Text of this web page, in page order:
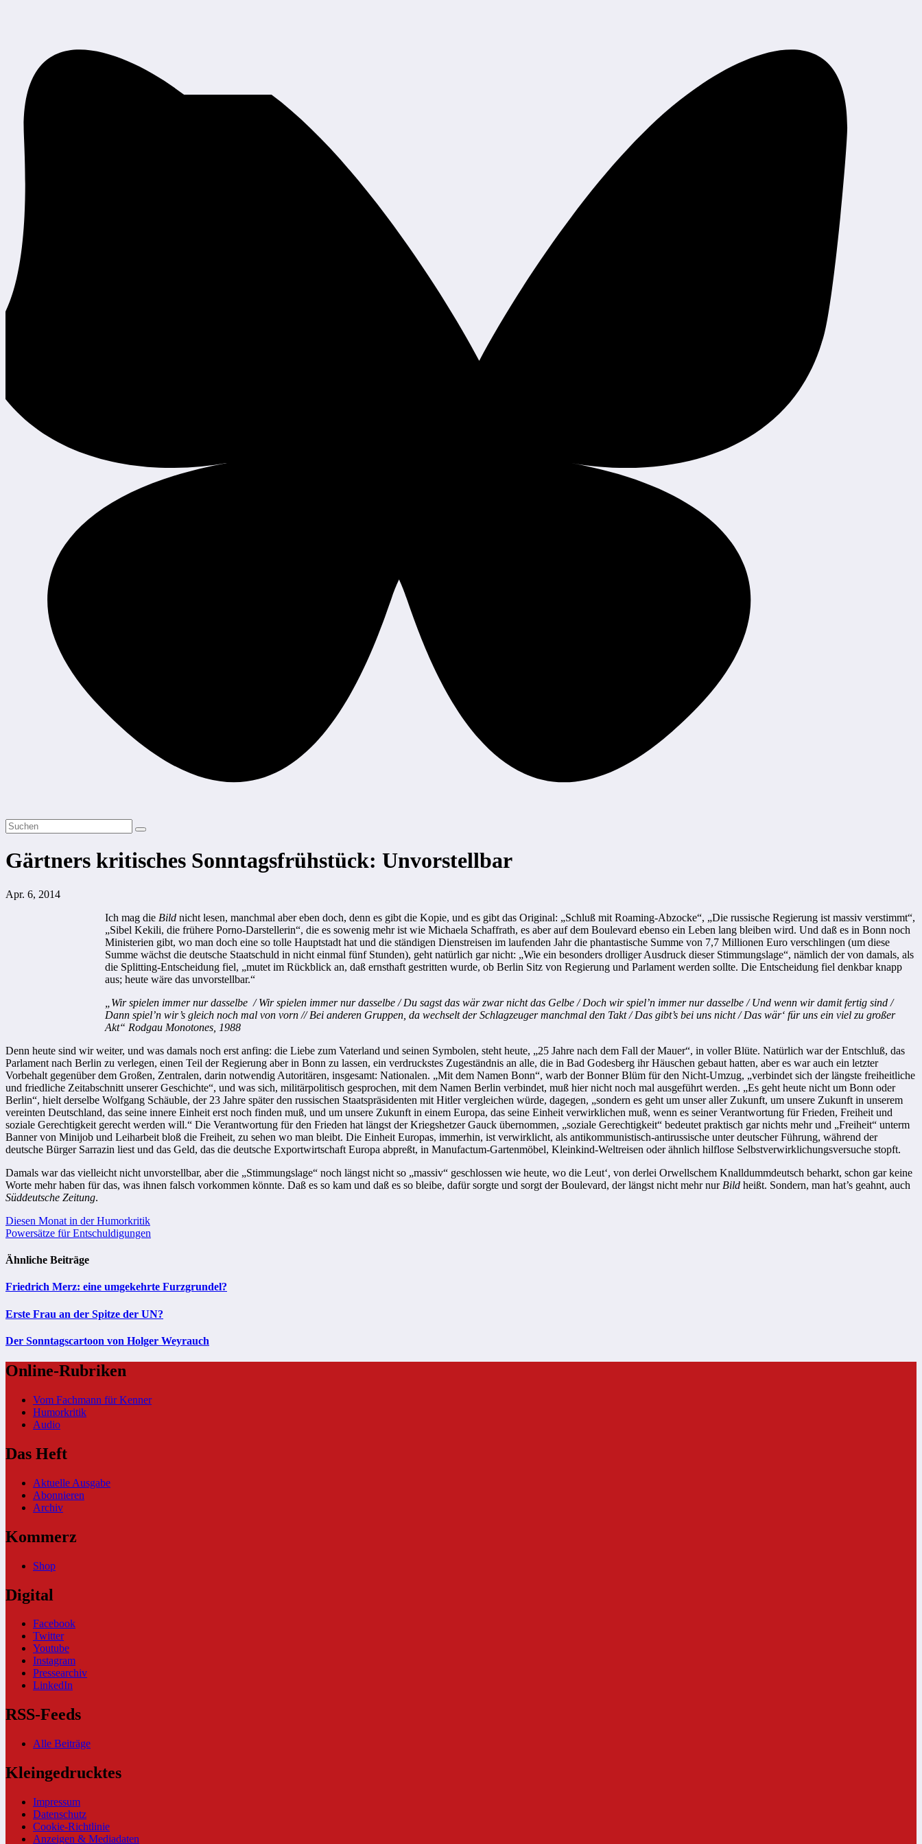
Gärtners kritisches Sonntagsfrühstück: Unvorstellbar
Apr. 6, 2014
Ich mag die Bild nicht lesen, manchmal aber eben doch, denn es gibt die Kopie, und es gibt das Original: „Schluß mit Roaming-Abzocke“, „Die russische Regierung ist massiv verstimmt“,
„Sibel Kekili, die frühere Porno-Darstellerin“, die es sowenig mehr ist wie Michaela Schaffrath, es aber auf dem Boulevard ebenso ein Leben lang bleiben wird. Und daß es in Bonn noch
Ministerien gibt, wo man doch eine so tolle Hauptstadt hat und die ständigen Dienstreisen im laufenden Jahr die phantastische Summe von 7,7 Millionen Euro verschlingen (um diese
Summe wächst die deutsche Staatschuld in nicht einmal fünf Stunden), geht natürlich gar nicht: „Wie ein besonders drolliger Ausdruck dieser Stimmungslage“, nämlich der von damals, als
die Splitting-Entscheidung fiel, „mutet im Rückblick an, daß ernsthaft gestritten wurde, ob Berlin Sitz von Regierung und Parlament werden sollte. Die Entscheidung fiel denkbar knapp
aus; heute wäre das unvorstellbar.“
„Wir spielen immer nur dasselbe / Wir spielen immer nur dasselbe / Du sagst das wär zwar nicht das Gelbe / Doch wir spiel’n immer nur dasselbe / Und wenn wir damit fertig sind /
Dann spiel’n wir’s gleich noch mal von vorn // Bei anderen Gruppen, da wechselt der Schlagzeuger manchmal den Takt / Das gibt’s bei uns nicht / Das wär‘ für uns ein viel zu großer
Akt“ Rodgau Monotones, 1988
Denn heute sind wir weiter, und was damals noch erst anfing: die Liebe zum Vaterland und seinen Symbolen, steht heute, „25 Jahre nach dem Fall der Mauer“, in voller Blüte. Natürlich war der Entschluß, das
Parlament nach Berlin zu verlegen, einen Teil der Regierung aber in Bonn zu lassen, ein verdruckstes Zugeständnis an alle, die in Bad Godesberg ihr Häuschen gebaut hatten, aber es war auch ein letzter
Vorbehalt gegenüber dem Großen, Zentralen, darin notwendig Autoritären, insgesamt: Nationalen. „Mit dem Namen Bonn“, warb der Bonner Blüm für den Nicht-Umzug, „verbindet sich der längste freiheitliche
und friedliche Zeitabschnitt unserer Geschichte“, und was sich, militärpolitisch gesprochen, mit dem Namen Berlin verbindet, muß hier nicht noch mal ausgeführt werden. „Es geht heute nicht um Bonn oder
Berlin“, hielt derselbe Wolfgang Schäuble, der 23 Jahre später den russischen Staatspräsidenten mit Hitler vergleichen würde, dagegen, „sondern es geht um unser aller Zukunft, um unsere Zukunft in unserem
vereinten Deutschland, das seine innere Einheit erst noch finden muß, und um unsere Zukunft in einem Europa, das seine Einheit verwirklichen muß, wenn es seiner Verantwortung für Frieden, Freiheit und
soziale Gerechtigkeit gerecht werden will.“ Die Verantwortung für den Frieden hat längst der Kriegshetzer Gauck übernommen, „soziale Gerechtigkeit“ bedeutet praktisch gar nichts mehr und „Freiheit“ unterm
Banner von Minijob und Leiharbeit bloß die Freiheit, zu sehen wo man bleibt. Die Einheit Europas, immerhin, ist verwirklicht, als antikommunistisch-antirussische unter deutscher Führung, während der
deutsche Bürger Sarrazin liest und das Geld, das die deutsche Exportwirtschaft Europa abpreßt, in Manufactum-Gartenmöbel, Kleinkind-Weltreisen oder ähnlich hilflose Selbstverwirklichungsversuche stopft.
Damals war das vielleicht nicht unvorstellbar, aber die „Stimmungslage“ noch längst nicht so „massiv“ geschlossen wie heute, wo die Leut‘, von derlei Orwellschem Knalldummdeutsch beharkt, schon gar keine
Worte mehr haben für das, was ihnen falsch vorkommen könnte. Daß es so kam und daß es so bleibe, dafür sorgte und sorgt der Boulevard, der längst nicht mehr nur Bild heißt. Sondern, man hat’s geahnt, auch
Süddeutsche Zeitung.
Beitragsnavigation
Diesen Monat in der Humorkritik
Powersätze für Entschuldigungen
Ähnliche Beiträge
Friedrich Merz: eine umgekehrte Furzgrundel?
Erste Frau an der Spitze der UN?
Der Sonntagscartoon von Holger Weyrauch
Online-Rubriken
Vom Fachmann für Kenner
Humorkritik
Audio
Das Heft
Aktuelle Ausgabe
Abonnieren
Archiv
Kommerz
Shop
Digital
Facebook
Twitter
Youtube
Instagram
Pressearchiv
LinkedIn
RSS-Feeds
Alle Beiträge
Kleingedrucktes
Impressum
Datenschutz
Cookie-Richtlinie
Anzeigen & Mediadaten